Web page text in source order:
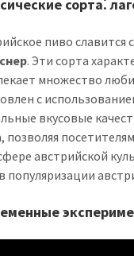
сорта⁚
пиво
. Эти сорта
множество
с
вкусовые
позволяя
австрийской
популяризации